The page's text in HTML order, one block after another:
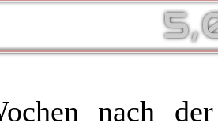
bröckelnde
stritten,nach